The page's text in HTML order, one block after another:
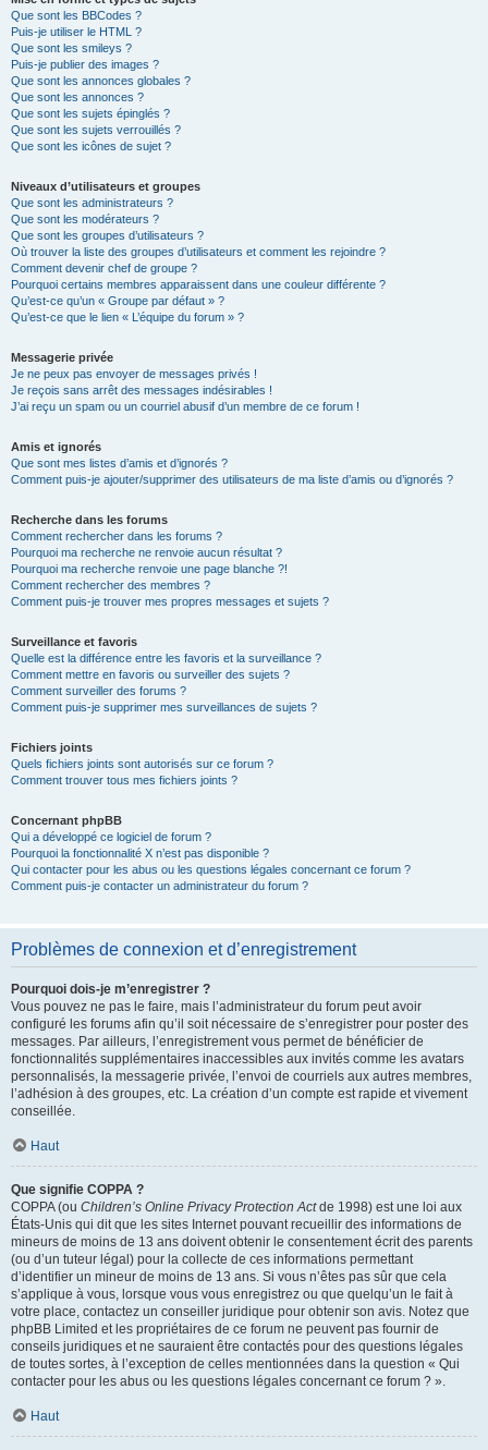
Que sont les BBCodes ?
Puis-je utiliser le HTML ?
Que sont les smileys ?
Puis-je publier des images ?
Que sont les annonces globales ?
Que sont les annonces ?
Que sont les sujets épinglés ?
Que sont les sujets verrouillés ?
Que sont les icônes de sujet ?
Niveaux d’utilisateurs et groupes
Que sont les administrateurs ?
Que sont les modérateurs ?
Que sont les groupes d’utilisateurs ?
Où trouver la liste des groupes d’utilisateurs et comment les rejoindre ?
Comment devenir chef de groupe ?
Pourquoi certains membres apparaissent dans une couleur différente ?
Qu’est-ce qu’un « Groupe par défaut » ?
Qu’est-ce que le lien « L’équipe du forum » ?
Messagerie privée
Je ne peux pas envoyer de messages privés !
Je reçois sans arrêt des messages indésirables !
J’ai reçu un spam ou un courriel abusif d’un membre de ce forum !
Amis et ignorés
Que sont mes listes d’amis et d’ignorés ?
Comment puis-je ajouter/supprimer des utilisateurs de ma liste d’amis ou d’ignorés ?
Recherche dans les forums
Comment rechercher dans les forums ?
Pourquoi ma recherche ne renvoie aucun résultat ?
Pourquoi ma recherche renvoie une page blanche ?!
Comment rechercher des membres ?
Comment puis-je trouver mes propres messages et sujets ?
Surveillance et favoris
Quelle est la différence entre les favoris et la surveillance ?
Comment mettre en favoris ou surveiller des sujets ?
Comment surveiller des forums ?
Comment puis-je supprimer mes surveillances de sujets ?
Fichiers joints
Quels fichiers joints sont autorisés sur ce forum ?
Comment trouver tous mes fichiers joints ?
Concernant phpBB
Qui a développé ce logiciel de forum ?
Pourquoi la fonctionnalité X n’est pas disponible ?
Qui contacter pour les abus ou les questions légales concernant ce forum ?
Comment puis-je contacter un administrateur du forum ?
Problèmes de connexion et d’enregistrement
Pourquoi dois-je m’enregistrer ?
Vous pouvez ne pas le faire, mais l’administrateur du forum peut avoir
configuré les forums afin qu’il soit nécessaire de s’enregistrer pour poster des
messages. Par ailleurs, l’enregistrement vous permet de bénéficier de
fonctionnalités supplémentaires inaccessibles aux invités comme les avatars
personnalisés, la messagerie privée, l’envoi de courriels aux autres membres,
l’adhésion à des groupes, etc. La création d’un compte est rapide et vivement
conseillée.
Haut
Que signifie COPPA ?
COPPA (ou Children’s Online Privacy Protection Actde 1998) est une loi aux
États-Unis qui dit que les sites Internet pouvant recueillir des informations de
mineurs de moins de 13 ans doivent obtenir le consentement écrit des parents
(ou d’un tuteur légal) pour la collecte de ces informations permettant
d’identifier un mineur de moins de 13 ans. Si vous n’êtes pas sûr que cela
s’applique à vous, lorsque vous vous enregistrez ou que quelqu’un le fait à
votre place, contactez un conseiller juridique pour obtenir son avis. Notez que
phpBB Limited et les propriétaires de ce forum ne peuvent pas fournir de
conseils juridiques et ne sauraient être contactés pour des questions légales
de toutes sortes, à l’exception de celles mentionnées dans la question « Qui
contacter pour les abus ou les questions légales concernant ce forum ? ».
Haut